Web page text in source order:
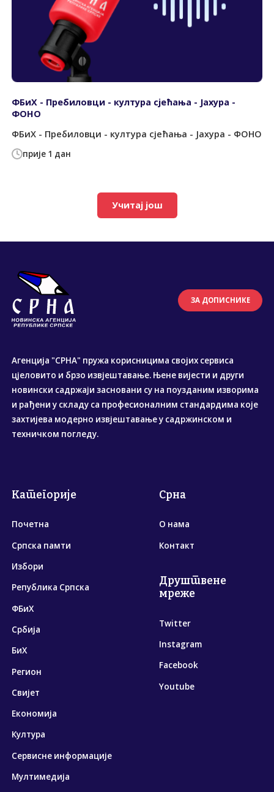
прије 1 дан
ФБиХ - Пребиловци - култура сјећања - Јахура -
ФОНО
ФБиХ - Пребиловци - култура сјећања - Јахура - ФОНО
Учитај још
ЗА ДОПИСНИКЕ
Агенција "СРНА" пружа корисницима својих сервиса
цјеловито и брзо извјештавање. Њене вијести и други
новински садржаји засновани су на поузданим изворима
и рађени у складу са професионалним стандардима које
захтијева модерно извјештавање у садржинском и
техничком погледу.
Категорије
Почетна
Српска памти
Избори
Република Српска
ФБиХ
Србија
БиХ
Регион
Свијет
Економија
Култура
Сервисне информације
Мултимедија
Срна
О нама
Контакт
Друштвене
мреже
Twitter
Instagram
Facebook
Youtube